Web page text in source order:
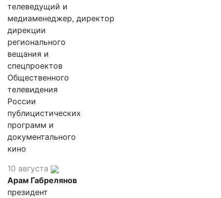
телеведущий и
медиаменеджер, директор
дирекции
регионального
вещания и
спецпроектов
Общественного
телевидения
России
публицистических
программ и
документального
кино
10 августа
Арам Габрелянов
президент